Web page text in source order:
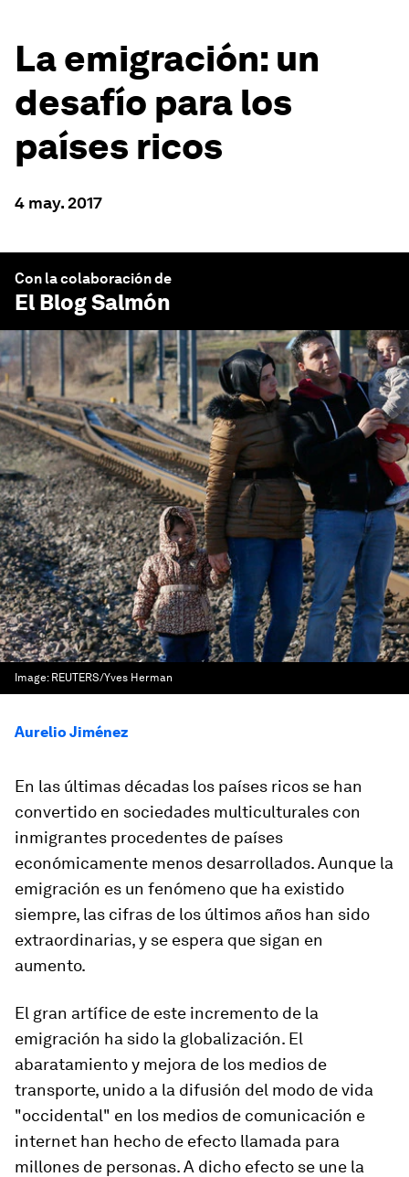
La emigración: un
desafío para los
países ricos
4 may. 2017
Con la colaboración de
El Blog Salmón
Image: REUTERS/Yves Herman
Aurelio Jiménez
En las últimas décadas los países ricos se han
convertido en sociedades multiculturales con
inmigrantes procedentes de países
económicamente menos desarrollados. Aunque la
emigración es un fenómeno que ha existido
siempre, las cifras de los últimos años han sido
extraordinarias, y se espera que sigan en
aumento.
El gran artífice de este incremento de la
emigración ha sido la globalización. El
abaratamiento y mejora de los medios de
transporte, unido a la difusión del modo de vida
"occidental" en los medios de comunicación e
internet han hecho de efecto llamada para
millones de personas. A dicho efecto se une la